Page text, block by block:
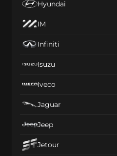
Hyundai
IM
Infiniti
Isuzu
Iveco
Jaguar
Jeep
Jetour